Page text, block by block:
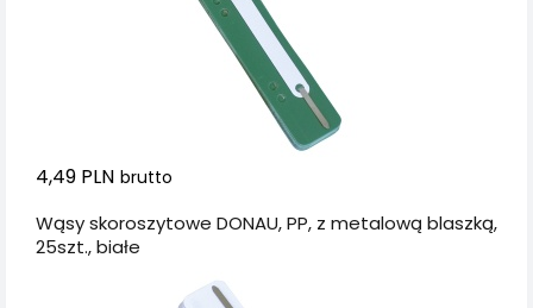
4,49 PLN brutto
Wąsy skoroszytowe DONAU, PP, z metalową blaszką,
25szt., białe